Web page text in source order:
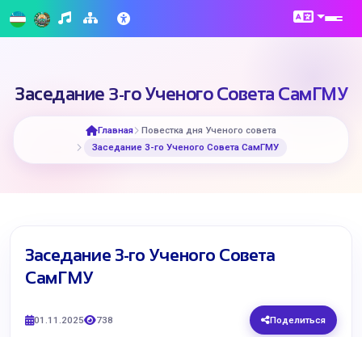
​Заседание 3-го Ученого Совета СамГМУ
Главная
Повестка дня Ученого совета
​Заседание 3-го Ученого Совета СамГМУ
​Заседание 3-го Ученого Совета
СамГМУ
01.11.2025 738 Поделиться